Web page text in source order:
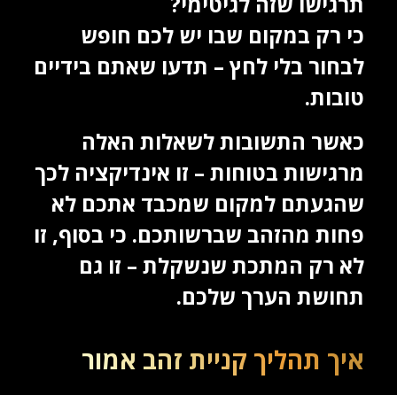
כי רק במקום שבו יש לכם חופש
לבחור בלי לחץ – תדעו שאתם בידיים
טובות.
כאשר התשובות לשאלות האלה
מרגישות בטוחות – זו אינדיקציה לכך
שהגעתם למקום שמכבד אתכם לא
פחות מהזהב שברשותכם. כי בסוף, זו
לא רק המתכת שנשקלת – זו גם
תחושת הערך שלכם.
איך תהליך קניית זהב אמור